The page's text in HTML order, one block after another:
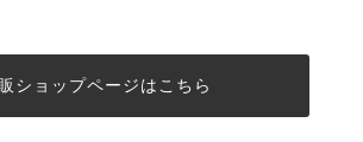
ショップページはこちら